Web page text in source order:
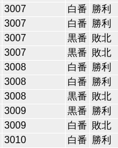
3007 白番 勝利
3007 白番 勝利
3007 黒番 敗北
3007 黒番 敗北
3008 白番 勝利
3008 白番 勝利
3008 黒番 敗北
3009 黒番 勝利
3009 白番 敗北
3010 白番 勝利